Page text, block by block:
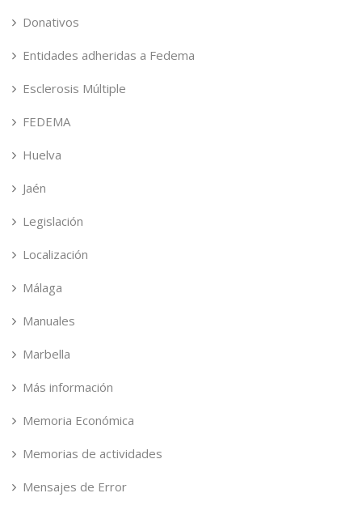
Donativos
Entidades adheridas a Fedema
Esclerosis Múltiple
FEDEMA
Huelva
Jaén
Legislación
Localización
Málaga
Manuales
Marbella
Más información
Memoria Económica
Memorias de actividades
Mensajes de Error